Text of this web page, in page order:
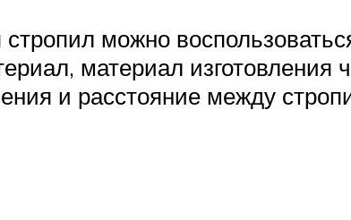
можно
материал изготовления
и расстояние между